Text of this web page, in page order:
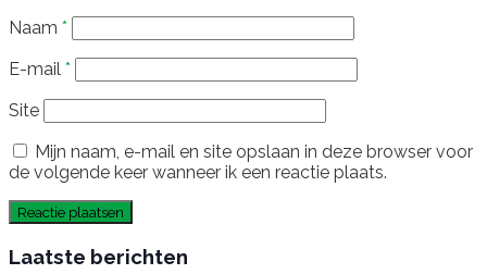
Naam *
E-mail *
Site
Mijn naam, e-mail en site opslaan in deze browser voor
de volgende keer wanneer ik een reactie plaats.
Laatste berichten